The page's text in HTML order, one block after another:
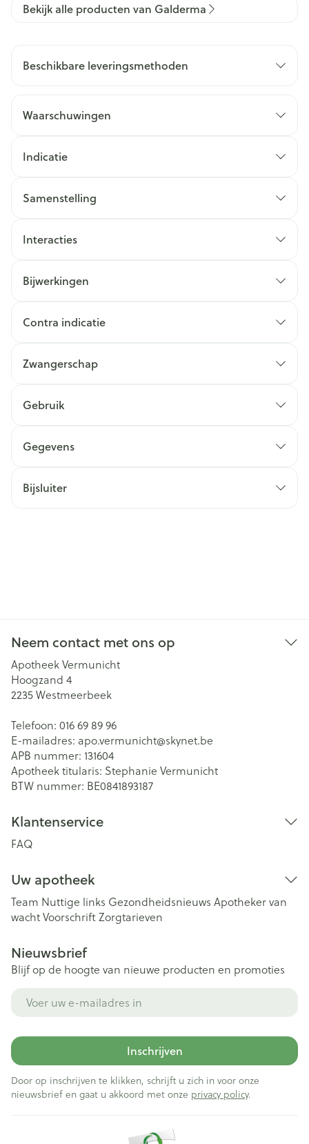
Bekijk alle producten van Galderma
Beschikbare leveringsmethoden
Waarschuwingen
Indicatie
Samenstelling
Interacties
Bijwerkingen
Contra indicatie
Zwangerschap
Gebruik
Gegevens
Bijsluiter
Neem contact met ons op
Apotheek Vermunicht
Hoogzand 4
2235Westmeerbeek
Telefoon: 016 69 89 96
E-mailadres: apo.vermunicht@skynet.be
APB nummer: 131604
Apotheek titularis: Stephanie Vermunicht
BTW nummer: BE0841893187
Klantenservice
FAQ
Uw apotheek
Team Nuttige links Gezondheidsnieuws Apotheker van
wachtVoorschriftZorgtarieven
Nieuwsbrief
Blijf op de hoogte van nieuwe producten en promoties
Inschrijven
Door op inschrijven te klikken, schrijft u zich in voor onze
nieuwsbrief en gaat u akkoord met onze privacy policy.